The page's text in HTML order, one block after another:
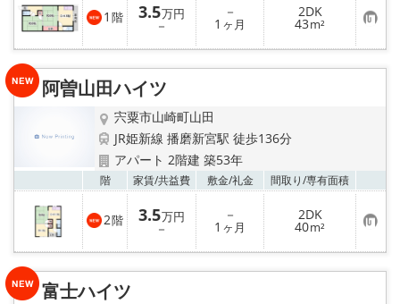
1 階 3.5万円
－
－
1 ヶ月
2DK
43m² お
気
に
り
阿曽山田ハイツ
宍粟市山崎町山田
JR姫新線 播磨新宮駅 徒歩136分
アパート 2階建 築53年
階 家賃/共益費 敷金/礼金 間取り/専有面積
2階 3.5万円
－
－
1 ヶ月
2DK
40m² お
気
に
り
富士ハイツ